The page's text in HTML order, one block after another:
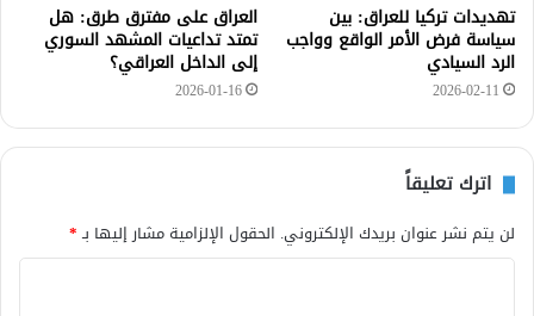
تهديدات تركيا للعراق: بين
سياسة فرض الأمر الواقع وواجب
الرد السيادي
2026-02-11
العراق على مفترق طرق: هل
تمتد تداعيات المشهد السوري
إلى الداخل العراقي؟
2026-01-16
اترك تعليقاً
لن يتم نشر عنوان بريدك الإلكتروني. الحقول الإلزامية مشار إليها بـ*